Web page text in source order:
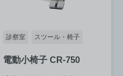
診察室 スツール・椅子
電動小椅子 CR-750